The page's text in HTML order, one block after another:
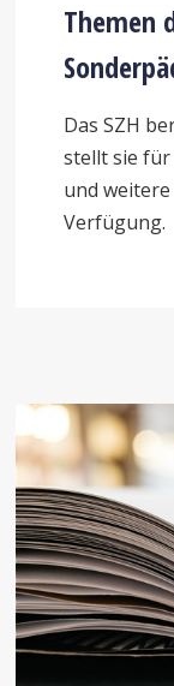
Themen
Das SZH
stellt sie für
und
Verfügung.